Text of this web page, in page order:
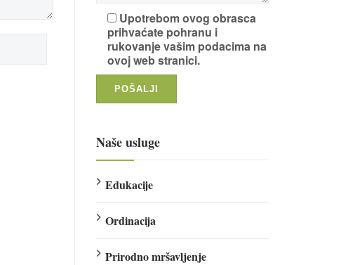
Upotrebom ovog obrasca
prihvaćate pohranu i
rukovanje vašim podacima na
ovoj web stranici.
Naše usluge
Edukacije
Ordinacija
Prirodno mršavljenje